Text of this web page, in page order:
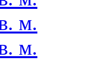
м.
м.